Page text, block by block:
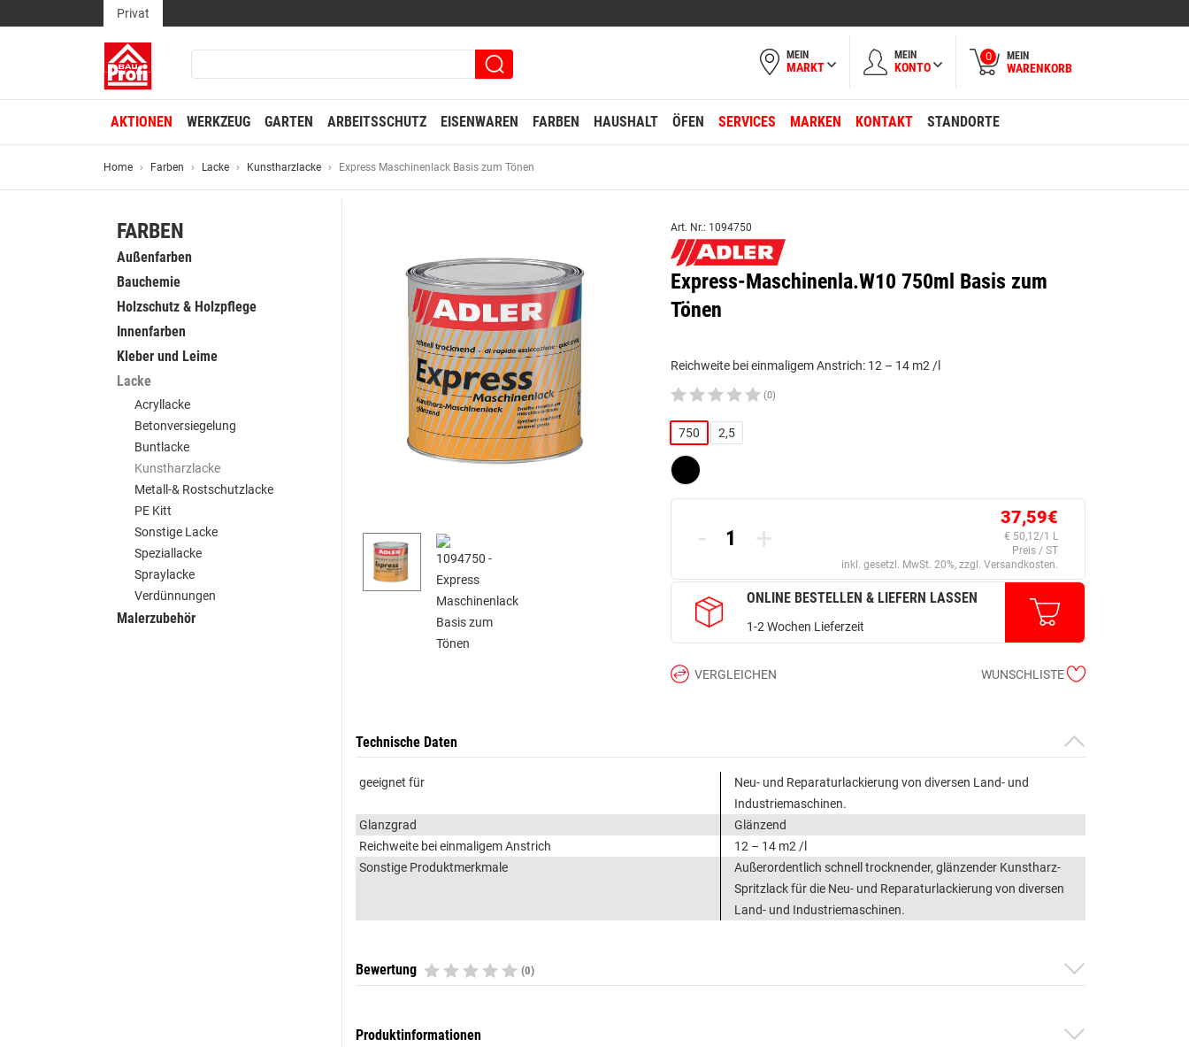
Privat
MEIN
MARKT
MEIN
KONTO
0 MEIN
WARENKORB
AKTIONEN WERKZEUG GARTEN ARBEITSSCHUTZ EISENWAREN FARBEN HAUSHALT ÖFEN SERVICES MARKEN KONTAKT STANDORTE
Home Farben Lacke Kunstharzlacke Express Maschinenlack Basis zum Tönen
FARBEN
Außenfarben
Bauchemie
Holzschutz & Holzpflege
Innenfarben
Kleber und Leime
Lacke
Acryllacke
Betonversiegelung
Buntlacke
Kunstharzlacke
Metall-& Rostschutzlacke
PE Kitt
Sonstige Lacke
Speziallacke
Spraylacke
Verdünnungen
Malerzubehör
Art. Nr.: 1094750
Express-Maschinenla.W10 750ml Basis zum
Tönen
Reichweite bei einmaligem Anstrich: 12 – 14 m2 /l
(0)
750 2,5
- +
37,59€
€ 50,12/1 L
Preis / ST
inkl. gesetzl. MwSt. 20%, zzgl. Versandkosten.
ONLINE BESTELLEN & LIEFERN LASSEN
1-2 Wochen Lieferzeit
VERGLEICHEN WUNSCHLISTE
Technische Daten
geeignet für
Neu- und Reparaturlackierung von diversen Land- und
Industriemaschinen.
Glanzgrad
Glänzend
Reichweite bei einmaligem Anstrich
12 – 14 m2 /l
Sonstige Produktmerkmale
Außerordentlich schnell trocknender, glänzender Kunstharz-
Spritzlack für die Neu- und Reparaturlackierung von diversen
Land- und Industriemaschinen.
Bewertung (0)
Produktinformationen